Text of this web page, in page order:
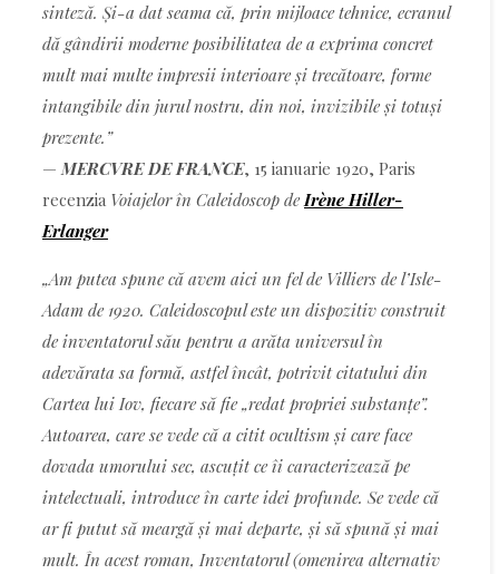
sinteză. Și-a dat seama că, prin mijloace tehnice, ecranul
dă gândirii moderne posibilitatea de a exprima concret
mult mai multe impresii interioare și trecătoare, forme
intangibile din jurul nostru, din noi, invizibile și totuși
prezente.”
—MERCVRE DE FRANCE, 15 ianuarie 1920, Paris
recenzia Voiajelor în Caleidoscop deIrène Hiller-
Erlanger
„Am putea spune că avem aici un fel de Villiers de l’Isle-
Adam de 1920. Caleidoscopul este un dispozitiv construit
de inventatorul său pentru a arăta universul în
adevărata sa formă, astfel încât, potrivit citatului din
Cartea lui Iov, fiecare să fie „redat propriei substanțe”.
Autoarea, care se vede că a citit ocultism și care face
dovada umorului sec, ascuțit ce îi caracterizează pe
intelectuali, introduce în carte idei profunde. Se vede că
ar fi putut să meargă și mai departe, și să spună și mai
mult. În acest roman, Inventatorul (omenirea alternativ